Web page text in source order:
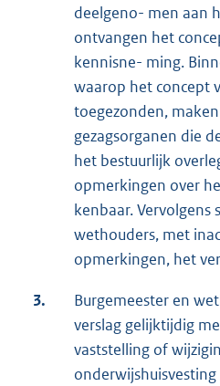
deelgeno- men aan
ontvangen het
kennisne- ming.
waarop het concept
toegezonden,
gezagsorganen die
het bestuurlijk
opmerkingen over
kenbaar. Vervolgens
wethouders, met
opmerkingen, het
3.
Burgemeester en
verslag gelijktijdig
vaststelling of